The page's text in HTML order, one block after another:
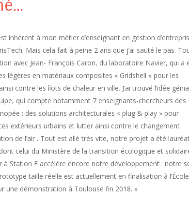
inhérent à mon métier d’enseignant en gestion
Mais cela fait à peine 2 ans que j’ai sauté le pas.
avec Jean- François Caron, du laboratoire Navier, qui a
légères en matériaux composites « Gridshell » pour les
contre les îlots de chaleur en ville. J’ai trouvé l’idée
qui compte notamment 7 enseignants-chercheurs des
: des solutions architecturales « plug & play » pour
extérieurs urbains et lutter ainsi contre le changement
de l’air . Tout est allé très vite, notre projet a été
celui du Ministère de la transition écologique et
à Station F accélère encore notre développement : notre
taille réelle est actuellement en finalisation à
une démonstration à Toulouse fin 2018. »